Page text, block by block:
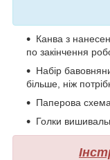
Канва з
по закінчення
Набір
більше, ніж
Паперова
Голки